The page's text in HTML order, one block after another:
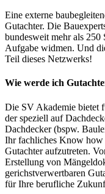
Eine externe
Gutachter. Die
bundesweit mehr als 250
Aufgabe widmen. Und
Teil dieses Netzwerks!
Wie werde ich
Die SV Akademie bietet
der speziell auf
Dachdecker (bspw.
Ihr fachliches Know how
Gutachter aufzutreten.
Erstellung von
gerichstverwertbaren
für Ihre berufliche